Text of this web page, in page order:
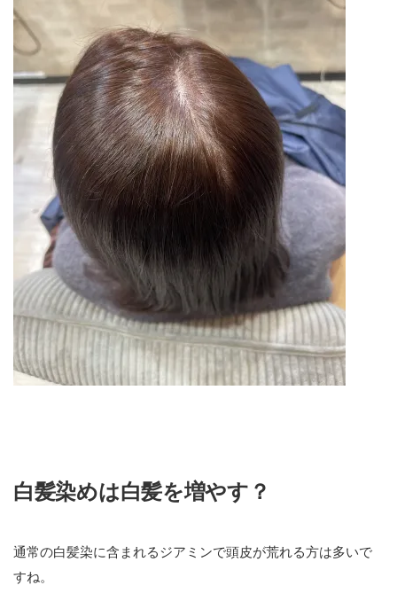
白髪染めは白髪を増やす？
通常の白髪染に含まれるジアミンで頭皮が荒れる方は多いで
すね。